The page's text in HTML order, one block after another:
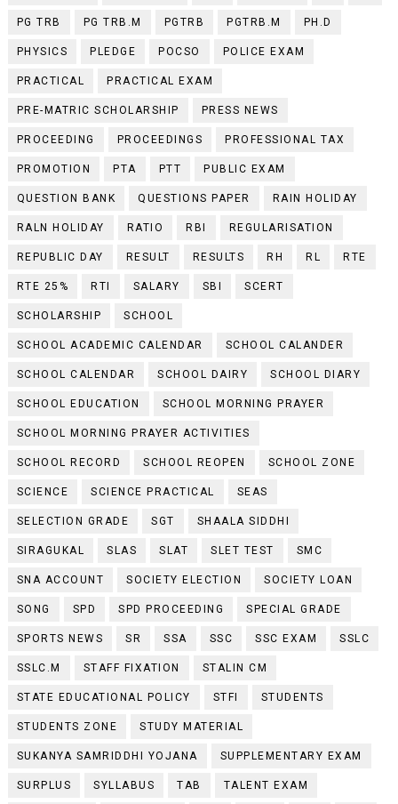
PG TRB PG TRB.M PGTRB PGTRB.M PH.D
PHYSICS PLEDGE POCSO POLICE EXAM
PRACTICAL PRACTICAL EXAM
PRE-MATRIC SCHOLARSHIP PRESS NEWS
PROCEEDING PROCEEDINGS PROFESSIONAL TAX
PROMOTION PTA PTT PUBLIC EXAM
QUESTION BANK QUESTIONS PAPER RAIN HOLIDAY
RALN HOLIDAY RATIO RBI REGULARISATION
REPUBLIC DAY RESULT RESULTS RH RL RTE
RTE 25% RTI SALARY SBI SCERT
SCHOLARSHIP SCHOOL
SCHOOL ACADEMIC CALENDAR SCHOOL CALANDER
SCHOOL CALENDAR SCHOOL DAIRY SCHOOL DIARY
SCHOOL EDUCATION SCHOOL MORNING PRAYER
SCHOOL MORNING PRAYER ACTIVITIES
SCHOOL RECORD SCHOOL REOPEN SCHOOL ZONE
SCIENCE SCIENCE PRACTICAL SEAS
SELECTION GRADE SGT SHAALA SIDDHI
SIRAGUKAL SLAS SLAT SLET TEST SMC
SNA ACCOUNT SOCIETY ELECTION SOCIETY LOAN
SONG SPD SPD PROCEEDING SPECIAL GRADE
SPORTS NEWS SR SSA SSC SSC EXAM SSLC
SSLC.M STAFF FIXATION STALIN CM
STATE EDUCATIONAL POLICY STFI STUDENTS
STUDENTS ZONE STUDY MATERIAL
SUKANYA SAMRIDDHI YOJANA SUPPLEMENTARY EXAM
SURPLUS SYLLABUS TAB TALENT EXAM